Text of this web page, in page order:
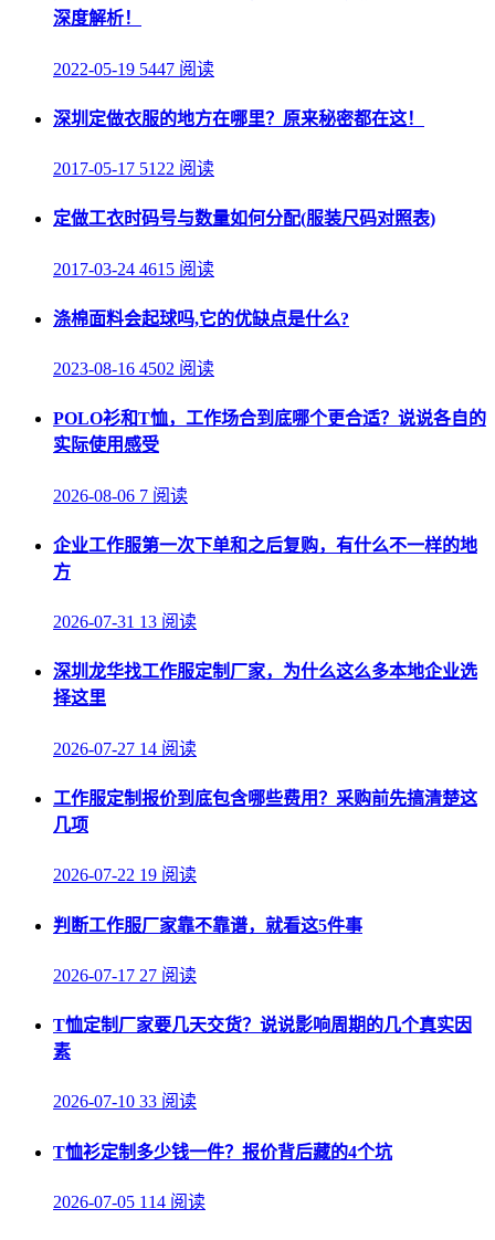
深度解析！
2022-05-19 5447 阅读
深圳定做衣服的地方在哪里？原来秘密都在这！
2017-05-17 5122 阅读
定做工衣时码号与数量如何分配(服装尺码对照表)
2017-03-24 4615 阅读
涤棉面料会起球吗,它的优缺点是什么?
2023-08-16 4502 阅读
POLO衫和T恤，工作场合到底哪个更合适？说说各自的
实际使用感受
2026-08-06 7 阅读
企业工作服第一次下单和之后复购，有什么不一样的地
方
2026-07-31 13 阅读
深圳龙华找工作服定制厂家，为什么这么多本地企业选
择这里
2026-07-27 14 阅读
工作服定制报价到底包含哪些费用？采购前先搞清楚这
几项
2026-07-22 19 阅读
判断工作服厂家靠不靠谱，就看这5件事
2026-07-17 27 阅读
T恤定制厂家要几天交货？说说影响周期的几个真实因
素
2026-07-10 33 阅读
T恤衫定制多少钱一件？报价背后藏的4个坑
2026-07-05 114 阅读